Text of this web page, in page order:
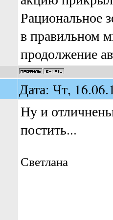
проекта.
но что это:
призов? Нет не
– утверждали
когда проводят
то приз
другое дело. Да,
можно будет
приар-компания
Рациональное
в правильном
продолжение
Дата: Чт,
Ну и
постить...
Светлана